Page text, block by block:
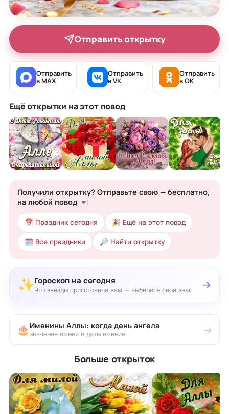
Отправить открытку
Отправить
в MAX
Отправить
в VK
Отправить
в OK
Ещё открытки на этот повод
Получили открытку? Отправьте свою — бесплатно,
на любой повод 💌
📅 Праздник сегодня 🎉 Ещё на этот повод
🗓 Все праздники 🔎 Найти открытку
✨Гороскоп на сегодня
Что звёзды приготовили вам — выберите свой знак →
🎂 Именины Аллы: когда день ангела
значение имени и даты именин →
Больше открыток